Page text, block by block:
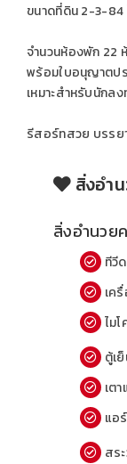
ขนาดที่ดิน 2-3-84
จำนวนห้องพัก 22
พร้อมใบอนุญาตป
เหมาะสำหรับนักล
รีสอร์ทสวย บรรย
สิ่งอำ
สิ่งอำนวย
ทีวี
เค
ไม
ตู้เ
เต
แอร์
สร